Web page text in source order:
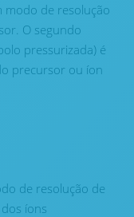
de resolução
O segundo
pressurizada) é
precursor ou íon
de resolução de
íons